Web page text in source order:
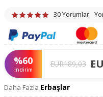
30 Yorumlar
%60
İndirim
EUR189,03
Daha Fazla Erbaşlar